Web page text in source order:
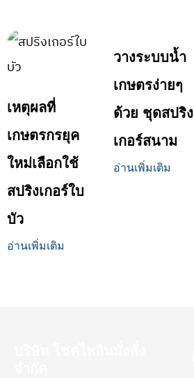
เหตุผลที่
เกษตรกรยุค
ใหม่เลือกใช้
สปริงเกอร์ใบ
บัว
อ่านเพิ่มเติม
วางระบบน้ำ
เกษตรง่ายๆ
ด้วย ชุดสปริง
เกอร์สนาม
อ่านเพิ่มเติม